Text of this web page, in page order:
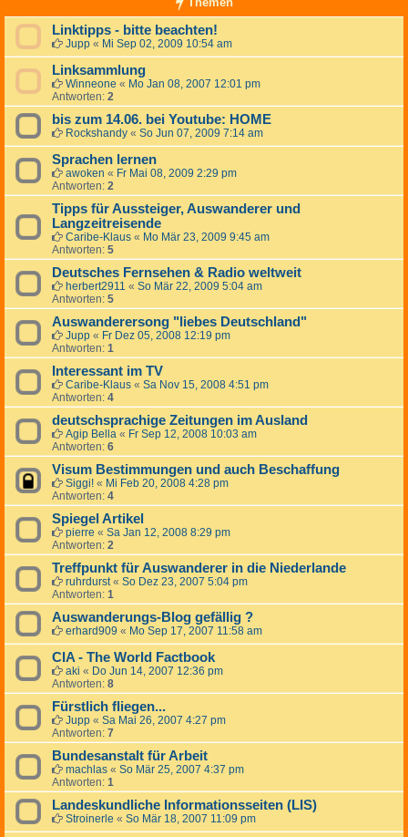
Linktipps - bitte beachten!
Jupp « Mi Sep 02, 2009 10:54 am
Linksammlung
Winneone « Mo Jan 08, 2007 12:01 pm
Antworten: 2
bis zum 14.06. bei Youtube: HOME
Rockshandy « So Jun 07, 2009 7:14 am
Sprachen lernen
awoken « Fr Mai 08, 2009 2:29 pm
Antworten: 2
Tipps für Aussteiger, Auswanderer und
Langzeitreisende
Caribe-Klaus « Mo Mär 23, 2009 9:45 am
Antworten: 5
Deutsches Fernsehen & Radio weltweit
herbert2911 « So Mär 22, 2009 5:04 am
Antworten: 5
Auswanderersong "liebes Deutschland"
Jupp « Fr Dez 05, 2008 12:19 pm
Antworten: 1
Interessant im TV
Caribe-Klaus « Sa Nov 15, 2008 4:51 pm
Antworten: 4
deutschsprachige Zeitungen im Ausland
Agip Bella « Fr Sep 12, 2008 10:03 am
Antworten: 6
Visum Bestimmungen und auch Beschaffung
Siggi! « Mi Feb 20, 2008 4:28 pm
Antworten: 4
Spiegel Artikel
pierre « Sa Jan 12, 2008 8:29 pm
Antworten: 2
Treffpunkt für Auswanderer in die Niederlande
ruhrdurst« So Dez 23, 2007 5:04 pm
Antworten: 1
Auswanderungs-Blog gefällig ?
erhard909 « Mo Sep 17, 2007 11:58 am
CIA - The World Factbook
aki « Do Jun 14, 2007 12:36 pm
Antworten: 8
Fürstlich fliegen...
Jupp « Sa Mai 26, 2007 4:27 pm
Antworten: 7
Bundesanstalt für Arbeit
machlas « So Mär 25, 2007 4:37 pm
Antworten: 1
Landeskundliche Informationsseiten (LIS)
Stroinerle « So Mär 18, 2007 11:09 pm